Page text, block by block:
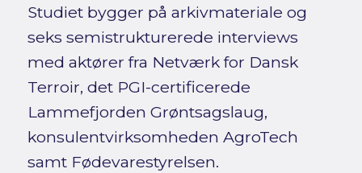
Studiet bygger på arkivmateriale og
seks semistrukturerede interviews
med aktører fra Netværk for Dansk
Terroir, det PGI-certificerede
Lammefjorden Grøntsagslaug,
konsulentvirksomheden AgroTech
samt Fødevarestyrelsen.